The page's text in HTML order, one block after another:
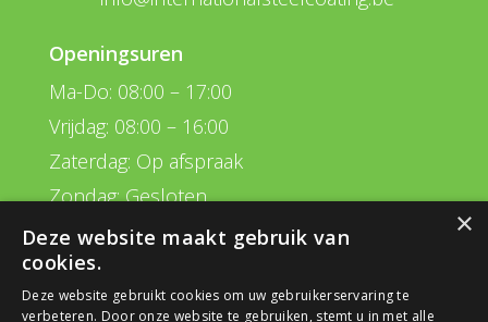
Openingsuren
Ma-Do: 08:00 – 17:00
Vrijdag: 08:00 – 16:00
Zaterdag: Op afspraak
Zondag: Gesloten
Navigatie
Behandelingen
×
Deze website maakt gebruik van
cookies.
Deze website gebruikt cookies om uw gebruikerservaring te
verbeteren. Door onze website te gebruiken, stemt u in met alle